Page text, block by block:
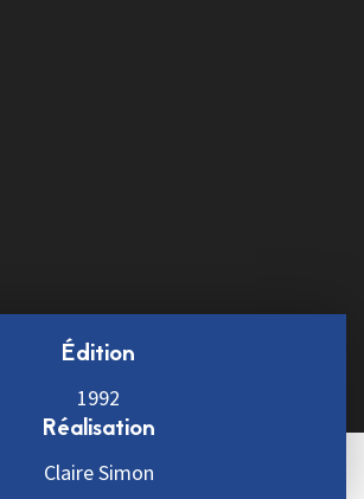
Édition
1992
Réalisation
Claire Simon